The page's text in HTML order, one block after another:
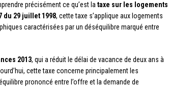
précisément ce qu’est la taxe sur les logements
du 29 juillet 1998, cette taxe s’applique aux logements
caractérisées par un déséquilibre marqué entre
2013, qui a réduit le délai de vacance de deux ans à
cette taxe concerne principalement les
prononcé entre l’offre et la demande de